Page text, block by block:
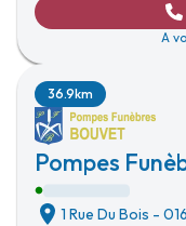
A
Pompes
36.9km
1 Rue Du Bois -